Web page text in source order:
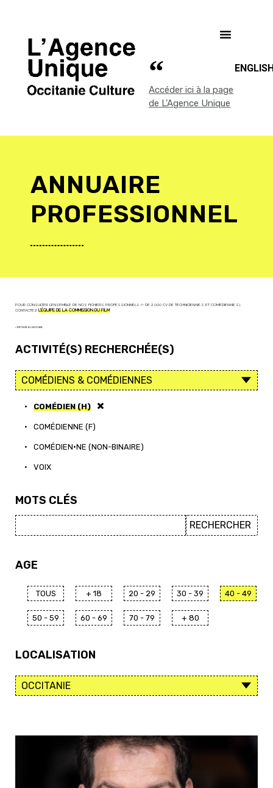
Accéder ici à la page
de L'Agence Unique
ANNUAIRE
PROFESSIONNEL
POUR CONSULTER L'ENSEMBLE DE NOS FICHIERS PROFESSIONNELS (+ DE 2 000 CV DE TECHNICIEN·NE·S ET COMÉDIEN·NE·S),
CONTACTEZ L'ÉQUIPE DE LA COMMISSION DU FILM
< RETOUR À L'ACCUEIL
ACTIVITÉ(S) RECHERCHÉE(S)
• COMÉDIEN (H)
• COMÉDIENNE (F)
• COMÉDIEN·NE (NON-BINAIRE)
• VOIX
MOTS CLÉS
AGE
TOUS + 18 20 - 29 30 - 39 40 - 49
50 - 59 60 - 69 70 - 79 + 80
LOCALISATION